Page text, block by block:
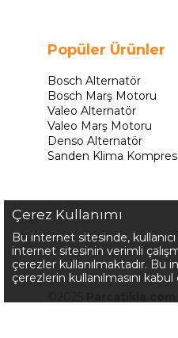
Popüler Ürünler
Bosch Alternatör
Bosch Marş Motoru
Valeo Alternatör
Valeo Marş Motoru
Denso Alternatör
Sanden Klima
Çerez Kullanımı
Bu internet sitesinde,
internet sitesinin verimli
çerezler kullanılmaktadır. Bu
çerezlerin kullanılmasını